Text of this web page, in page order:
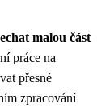
malou část
práce na
přesné
zpracování